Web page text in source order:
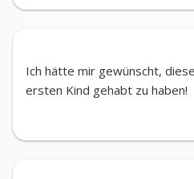
Ich hätte mir gewünscht,
ersten Kind gehabt zu haben!